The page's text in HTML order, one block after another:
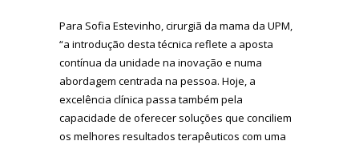
Para Sofia Estevinho, cirurgiã da mama da UPM,
“a introdução desta técnica reflete a aposta
contínua da unidade na inovação e numa
abordagem centrada na pessoa. Hoje, a
excelência clínica passa também pela
capacidade de oferecer soluções que conciliem
os melhores resultados terapêuticos com uma